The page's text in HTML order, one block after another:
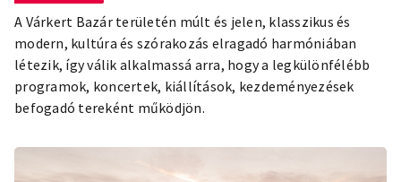
A Várkert Bazár területén múlt és jelen, klasszikus és
modern, kultúra és szórakozás elragadó harmóniában
létezik, így válik alkalmassá arra, hogy a legkülönfélébb
programok, koncertek, kiállítások, kezdeményezések
befogadó tereként működjön.